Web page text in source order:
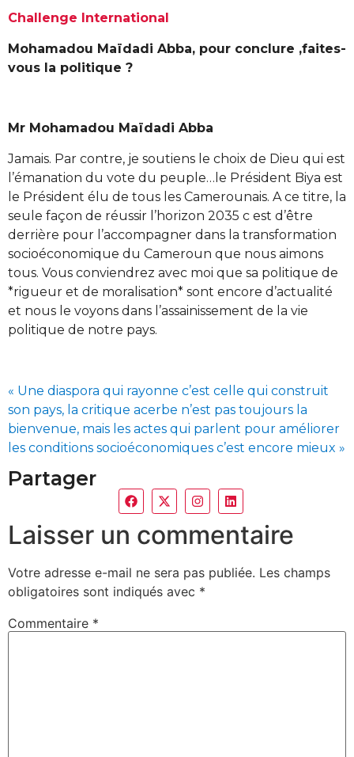
Challenge International
Mohamadou Maïdadi Abba, pour conclure ,faites-
vous la politique ?
Mr Mohamadou Maïdadi Abba
Jamais. Par contre, je soutiens le choix de Dieu qui est
l’émanation du vote du peuple…le Président Biya est
le Président élu de tous les Camerounais. A ce titre, la
seule façon de réussir l’horizon 2035 c est d’être
derrière pour l’accompagner dans la transformation
socioéconomique du Cameroun que nous aimons
tous. Vous conviendrez avec moi que sa politique de
*rigueur et de moralisation* sont encore d’actualité
et nous le voyons dans l’assainissement de la vie
politique de notre pays.
« Une diaspora qui rayonne c’est celle qui construit
son pays, la critique acerbe n’est pas toujours la
bienvenue, mais les actes qui parlent pour améliorer
les conditions socioéconomiques c’est encore mieux »
Partager
Laisser un commentaire
Votre adresse e-mail ne sera pas publiée. Les champs
obligatoires sont indiqués avec *
Commentaire *